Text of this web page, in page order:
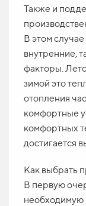
Также и
В этом
внутренние,
факторы.
зимой это
отопления
комфортные
комфортных
достигается
Как выбрать
В первую
необходимую